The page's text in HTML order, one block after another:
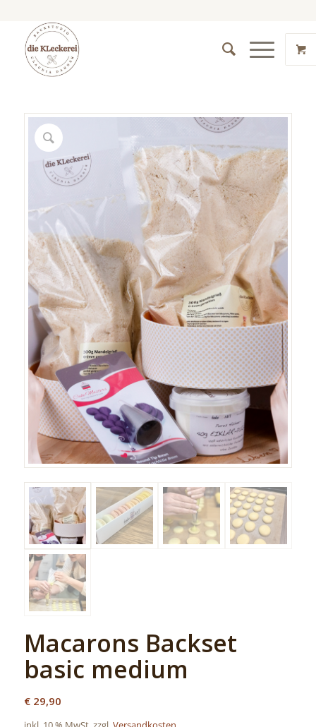
Macarons Backset
basic medium
€29,90